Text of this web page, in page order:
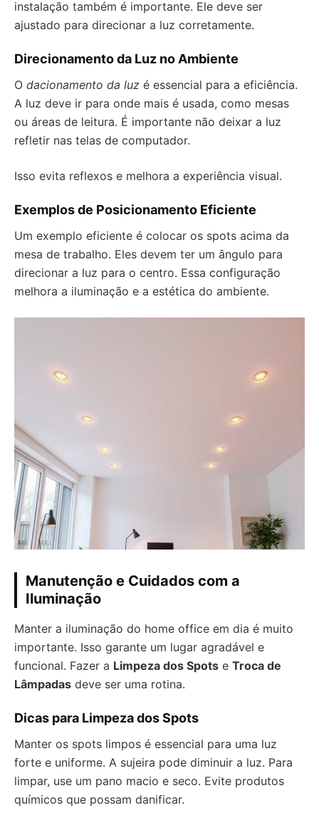
instalação também é importante. Ele deve ser
ajustado para direcionar a luz corretamente.
Direcionamento da Luz no Ambiente
O dacionamento da luz é essencial para a eficiência.
A luz deve ir para onde mais é usada, como mesas
ou áreas de leitura. É importante não deixar a luz
refletir nas telas de computador.
Isso evita reflexos e melhora a experiência visual.
Exemplos de Posicionamento Eficiente
Um exemplo eficiente é colocar os spots acima da
mesa de trabalho. Eles devem ter um ângulo para
direcionar a luz para o centro. Essa configuração
melhora a iluminação e a estética do ambiente.
Manutenção e Cuidados com a
Iluminação
Manter a iluminação do home office em dia é muito
importante. Isso garante um lugar agradável e
funcional. Fazer a Limpeza dos Spots e Troca de
Lâmpadas deve ser uma rotina.
Dicas para Limpeza dos Spots
Manter os spots limpos é essencial para uma luz
forte e uniforme. A sujeira pode diminuir a luz. Para
limpar, use um pano macio e seco. Evite produtos
químicos que possam danificar.